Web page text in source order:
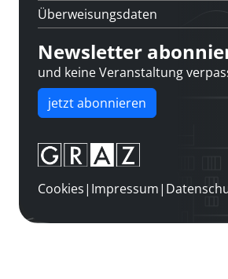
Überweisungsdaten
Newsletter
und keine Veranstaltung
jetzt abonnieren
Cookies| Impressum|